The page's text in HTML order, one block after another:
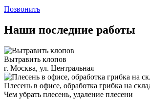
Позвонить
Наши последние работы
Вытравить клопов
г. Москва, ул. Центральная
Плесень в офисе, обработка грибка на
Чем убрать плесень, удаление плесени